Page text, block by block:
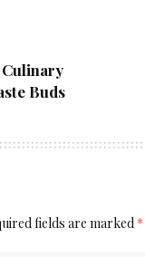
Buds
fields are marked *